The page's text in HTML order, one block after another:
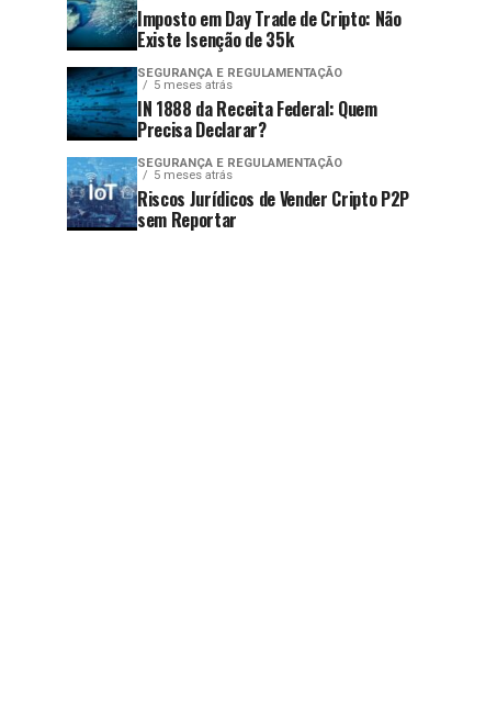
Imposto em Day Trade de Cripto: Não
Existe Isenção de 35k
SEGURANÇA E REGULAMENTAÇÃO
5 meses atrás
IN 1888 da Receita Federal: Quem
Precisa Declarar?
SEGURANÇA E REGULAMENTAÇÃO
5 meses atrás
Riscos Jurídicos de Vender Cripto P2P
sem Reportar